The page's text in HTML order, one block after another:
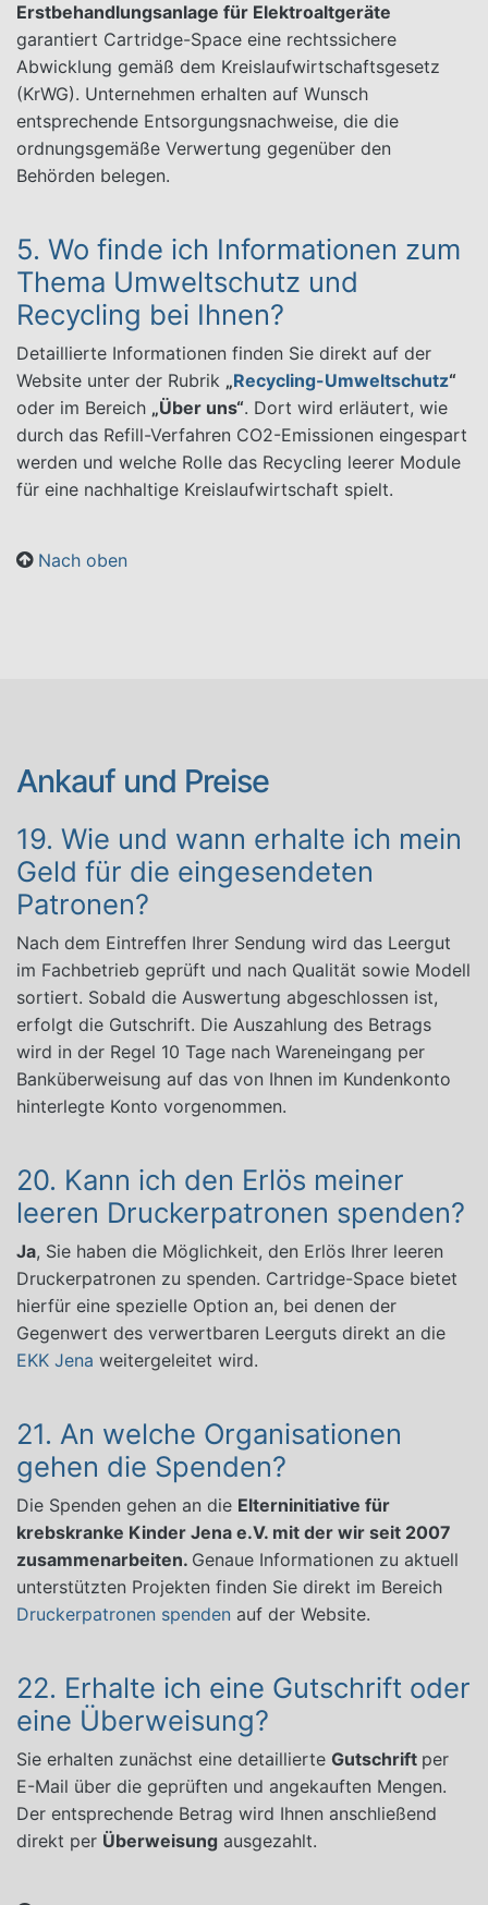
Erstbehandlungsanlage für Elektroaltgeräte
garantiert Cartridge-Space eine rechtssichere
Abwicklung gemäß dem Kreislaufwirtschaftsgesetz
(KrWG). Unternehmen erhalten auf Wunsch
entsprechende Entsorgungsnachweise, die die
ordnungsgemäße Verwertung gegenüber den
Behörden belegen.
5. Wo finde ich Informationen zum
Thema Umweltschutz und
Recycling bei Ihnen?
Detaillierte Informationen finden Sie direkt auf der
Website unter der Rubrik „Recycling-Umweltschutz“
oder im Bereich „Über uns“. Dort wird erläutert, wie
durch das Refill-Verfahren CO2-Emissionen eingespart
werden und welche Rolle das Recycling leerer Module
für eine nachhaltige Kreislaufwirtschaft spielt.
Nach oben
Ankauf und Preise
19. Wie und wann erhalte ich mein
Geld für die eingesendeten
Patronen?
Nach dem Eintreffen Ihrer Sendung wird das Leergut
im Fachbetrieb geprüft und nach Qualität sowie Modell
sortiert. Sobald die Auswertung abgeschlossen ist,
erfolgt die Gutschrift. Die Auszahlung des Betrags
wird in der Regel 10 Tage nach Wareneingang per
Banküberweisung auf das von Ihnen im Kundenkonto
hinterlegte Konto vorgenommen.
20. Kann ich den Erlös meiner
leeren Druckerpatronen spenden?
Ja, Sie haben die Möglichkeit, den Erlös Ihrer leeren
Druckerpatronen zu spenden. Cartridge-Space bietet
hierfür eine spezielle Option an, bei denen der
Gegenwert des verwertbaren Leerguts direkt an die
EKK Jena weitergeleitet wird.
21. An welche Organisationen
gehen die Spenden?
Die Spenden gehen an die Elterninitiative für
krebskranke Kinder Jena e.V. mit der wir seit 2007
zusammenarbeiten. Genaue Informationen zu aktuell
unterstützten Projekten finden Sie direkt im Bereich
Druckerpatronen spenden auf der Website.
22. Erhalte ich eine Gutschrift oder
eine Überweisung?
Sie erhalten zunächst eine detaillierte Gutschrift per
E-Mail über die geprüften und angekauften Mengen.
Der entsprechende Betrag wird Ihnen anschließend
direkt per Überweisung ausgezahlt.